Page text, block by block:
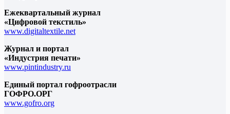
Ежеквартальный журнал
«Цифровой текстиль»
www.digitaltextile.net
Журнал и портал
«Индустрия печати»
www.pintindustry.ru
Единый портал гофроотрасли
ГОФРО.ОРГ
www.gofro.org